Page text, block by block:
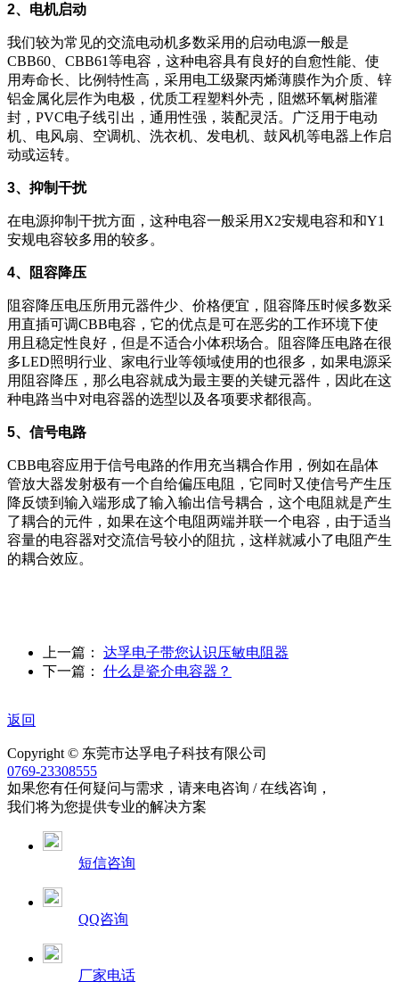
2、电机启动
我们较为常见的交流电动机多数采用的启动电源一般是
CBB60、CBB61等电容，这种电容具有良好的自愈性能、使
用寿命长、比例特性高，采用电工级聚丙烯薄膜作为介质、锌
铝金属化层作为电极，优质工程塑料外壳，阻燃环氧树脂灌
封，PVC电子线引出，通用性强，装配灵活。广泛用于电动
机、电风扇、空调机、洗衣机、发电机、鼓风机等电器上作启
动或运转。
3、抑制干扰
在电源抑制干扰方面，这种电容一般采用X2安规电容和和Y1
安规电容较多用的较多。
4、阻容降压
阻容降压电压所用元器件少、价格便宜，阻容降压时候多数采
用直插可调CBB电容，它的优点是可在恶劣的工作环境下使
用且稳定性良好，但是不适合小体积场合。阻容降压电路在很
多LED照明行业、家电行业等领域使用的也很多，如果电源采
用阻容降压，那么电容就成为最主要的关键元器件，因此在这
种电路当中对电容器的选型以及各项要求都很高。
5、信号电路
CBB电容应用于信号电路的作用充当耦合作用，例如在晶体
管放大器发射极有一个自给偏压电阻，它同时又使信号产生压
降反馈到输入端形成了输入输出信号耦合，这个电阻就是产生
了耦合的元件，如果在这个电阻两端并联一个电容，由于适当
容量的电容器对交流信号较小的阻抗，这样就减小了电阻产生
的耦合效应。
上一篇： 达孚电子带您认识压敏电阻器
下一篇： 什么是瓷介电容器？
返回
Copyright © 东莞市达孚电子科技有限公司
0769-23308555
如果您有任何疑问与需求，请来电咨询 / 在线咨询，
我们将为您提供专业的解决方案
短信咨询
QQ咨询
厂家电话